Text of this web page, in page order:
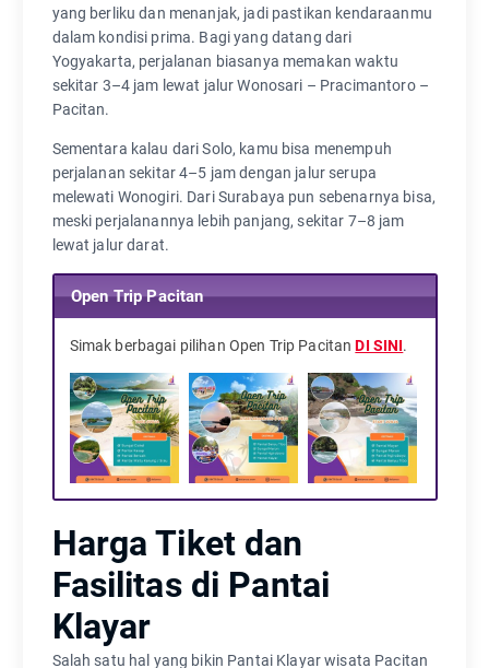
yang berliku dan menanjak, jadi pastikan kendaraanmu
dalam kondisi prima. Bagi yang datang dari
Yogyakarta, perjalanan biasanya memakan waktu
sekitar 3–4 jam lewat jalur Wonosari – Pracimantoro –
Pacitan.
Sementara kalau dari Solo, kamu bisa menempuh
perjalanan sekitar 4–5 jam dengan jalur serupa
melewati Wonogiri. Dari Surabaya pun sebenarnya bisa,
meski perjalanannya lebih panjang, sekitar 7–8 jam
lewat jalur darat.
Open Trip Pacitan
Simak berbagai pilihan Open Trip PacitanDI SINI.
Harga Tiket dan
Fasilitas di Pantai
Klayar
Salah satu hal yang bikin Pantai Klayar wisata Pacitan